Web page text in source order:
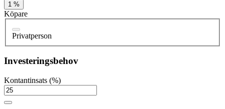
1 %
Köpare
Privatperson
Investeringsbehov
Kontantinsats (%)